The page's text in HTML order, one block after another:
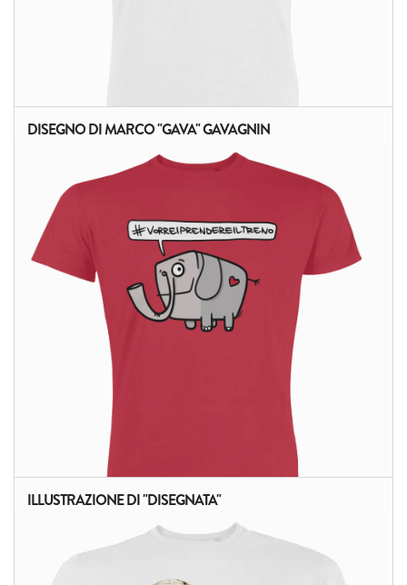
ALTRI PRODOTTI:
DISEGNO DI MARCO "GAVA" GAVAGNIN
ALTRI PRODOTTI:
ILLUSTRAZIONE DI "DISEGNATA"